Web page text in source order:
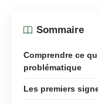
Sommaire
Comprendre ce
problématique
Les premiers